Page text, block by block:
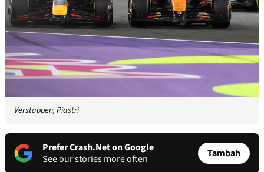
Verstappen, Piastri
Prefer Crash.Net on Google
See our stories more often
Tambah